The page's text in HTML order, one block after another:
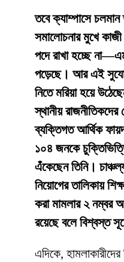
তবে ক্যাম্পাসে
সমালোচনার মুখে
পদে রাখা হচ্ছে
পড়েছে। আর এই
নিতে মরিয়া হয়ে
স্থানীয় রাজনীতিকদের
ব্যক্তিগত আর্থিক
১০৪ জনকে
এঁকেছেন তিনি।
নিয়োগের তালিকায়
করা মামলার ২ নম্বর
রয়েছে বলে বিশ্বস্ত
​এদিকে, হামলাকারীদের